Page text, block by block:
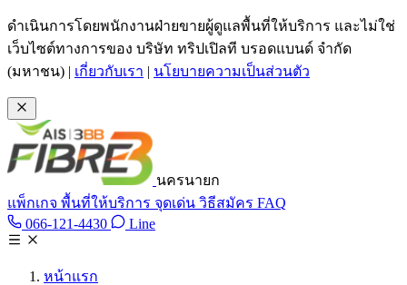
ข้ามไปเนื้อหาหลัก
ดำเนินการโดยพนักงานฝ่ายขายผู้ดูแลพื้นที่ให้บริการ และไม่ใช่
เว็บไซต์ทางการของ บริษัท ทริปเปิลที บรอดแบนด์ จำกัด
(มหาชน) | เกี่ยวกับเรา | นโยบายความเป็นส่วนตัว
นครนายก
แพ็กเกจ พื้นที่ให้บริการ จุดเด่น วิธีสมัคร FAQ
066-121-4430 โทร 066-121-4430
LineLine @tan3bb
หน้าแรก